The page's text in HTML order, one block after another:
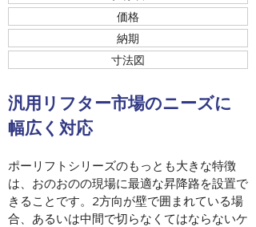
価格
納期
寸法図
汎用リフター市場のニーズに
幅広く対応
ポーリフトシリーズのもっとも大きな特徴
は、おのおのの現場に最適な昇降路を設置で
きることです。2方向が壁で囲まれている場
合、あるいは中間で切らなくてはならないケ